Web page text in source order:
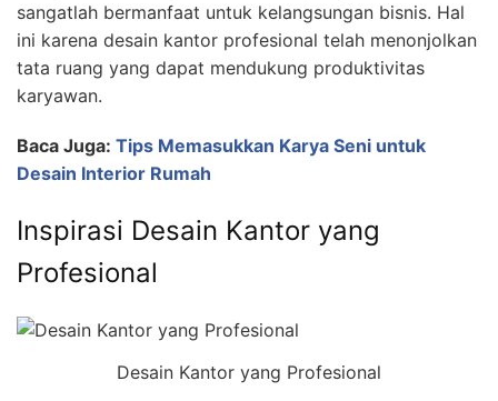
sangatlah bermanfaat untuk kelangsungan bisnis. Hal
ini karena desain kantor profesional telah menonjolkan
tata ruang yang dapat mendukung produktivitas
karyawan.
Baca Juga: Tips Memasukkan Karya Seni untuk
Desain Interior Rumah
Inspirasi Desain Kantor yang
Profesional
Desain Kantor yang Profesional